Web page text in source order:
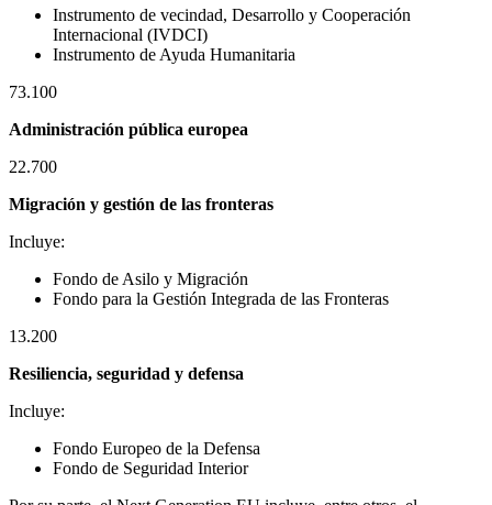
Instrumento de vecindad, Desarrollo y Cooperación
Internacional (IVDCI)
Instrumento de Ayuda Humanitaria
73.100
Administración pública europea
22.700
Migración y gestión de las fronteras
Incluye:
Fondo de Asilo y Migración
Fondo para la Gestión Integrada de las Fronteras
13.200
Resiliencia, seguridad y defensa
Incluye:
Fondo Europeo de la Defensa
Fondo de Seguridad Interior